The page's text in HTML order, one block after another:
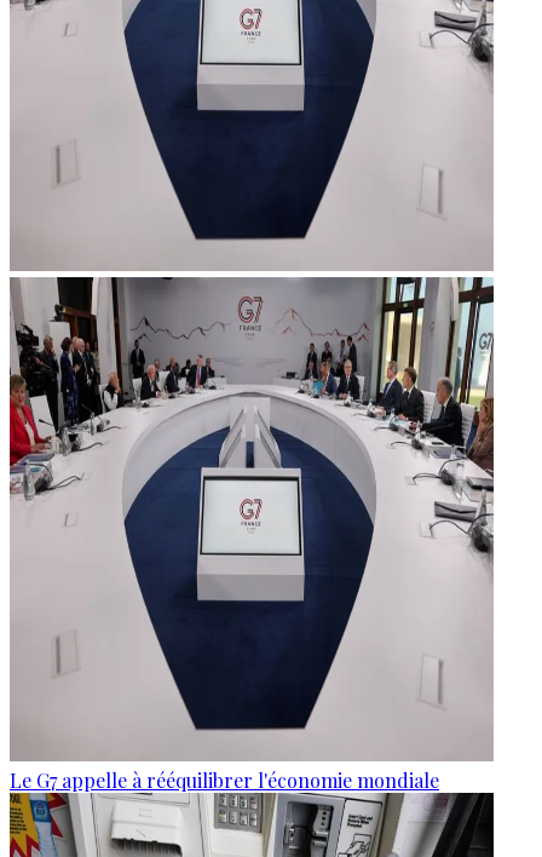
Le G7 appelle à rééquilibrer l'économie mondiale